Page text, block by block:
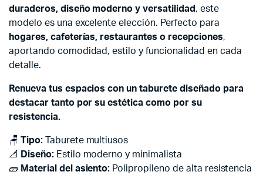
duraderos, diseño moderno y versatilidad , este
modelo es una excelente elección. Perfecto para
hogares, cafeterías, restaurantes o recepciones,
aportando comodidad, estilo y funcionalidad en cada
detalle.
Renueva tus espacios con un taburete diseñado para
destacar tanto por su estética como por su
resistencia.
🪑 Tipo:Taburete multiusos
📐
Diseño:Estilo moderno y minimalista
🧱 Material del asiento: Polipropileno de alta resistencia